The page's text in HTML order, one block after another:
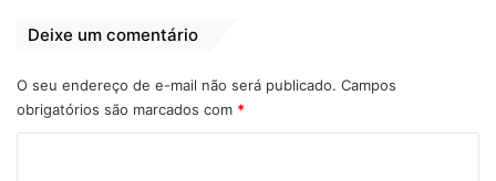
comentou.
A prefeita de Lajeado Novo, Ana Léa,
agradeceu a colaboração do governo
Deixe um comentário
O seu endereço de e-mail não será publicado. Campos
obrigatórios são marcados com *